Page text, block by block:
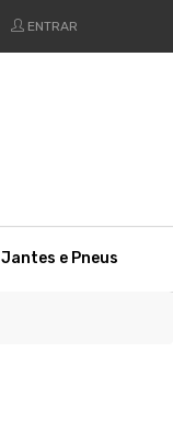
ENTRAR
Jantes e Pneus